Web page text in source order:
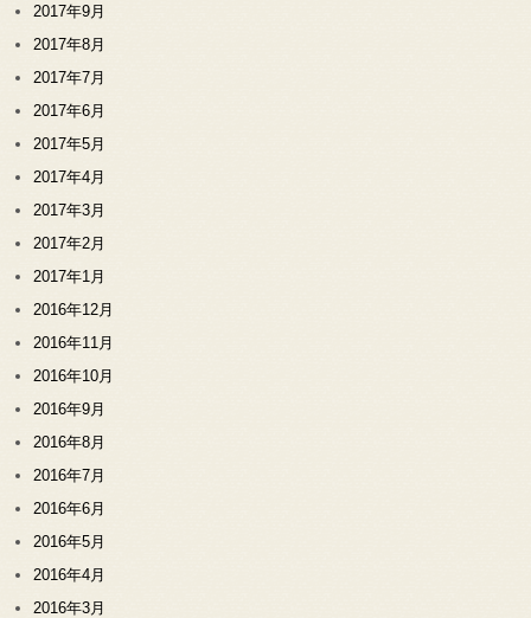
2017年9月
2017年8月
2017年7月
2017年6月
2017年5月
2017年4月
2017年3月
2017年2月
2017年1月
2016年12月
2016年11月
2016年10月
2016年9月
2016年8月
2016年7月
2016年6月
2016年5月
2016年4月
2016年3月